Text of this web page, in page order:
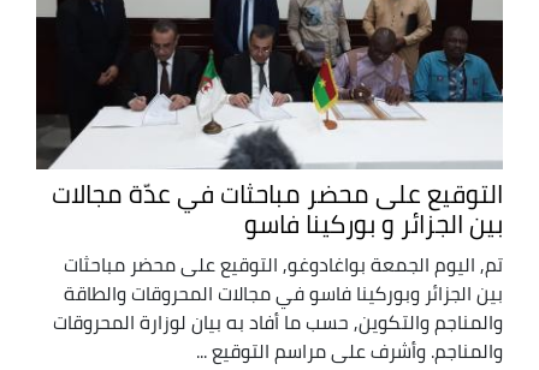
التوقيع على محضر مباحثات في عدّة مجالات
بين الجزائر و بوركينا فاسو
تم, اليوم الجمعة بواغادوغو, التوقيع على محضر مباحثات
بين الجزائر وبوركينا فاسو في مجالات المحروقات والطاقة
والمناجم والتكوين, حسب ما أفاد به بيان لوزارة المحروقات
والمناجم. وأشرف على مراسم التوقيع ...